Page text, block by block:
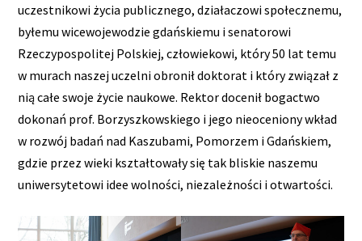
uczestnikowi życia publicznego, działaczowi społecznemu,
byłemu wicewojewodzie gdańskiemu i senatorowi
Rzeczypospolitej Polskiej, człowiekowi, który 50 lat temu
w murach naszej uczelni obronił doktorat i który związał z
nią całe swoje życie naukowe. Rektor docenił bogactwo
dokonań prof. Borzyszkowskiego i jego nieoceniony wkład
w rozwój badań nad Kaszubami, Pomorzem i Gdańskiem,
gdzie przez wieki kształtowały się tak bliskie naszemu
uniwersytetowi idee wolności, niezależności i otwartości.